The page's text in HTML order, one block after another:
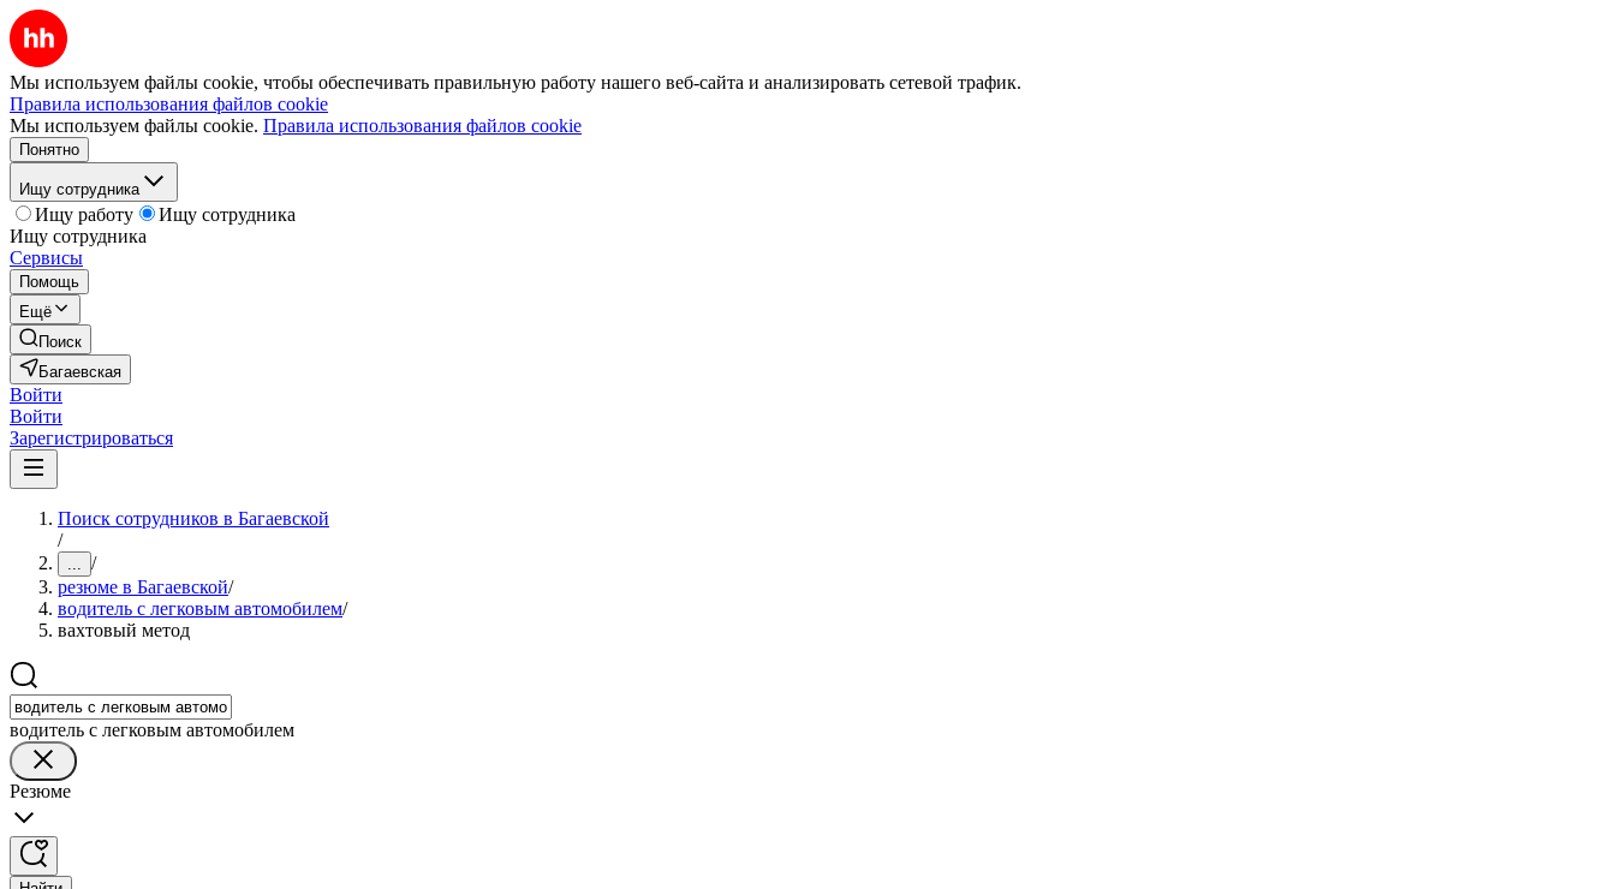
Мы используем файлы cookie, чтобы обеспечивать правильную работу нашего веб-сайта и анализировать сетевой трафик.
Правила использования файлов cookie
Мы используем файлы cookie. Правила использования файлов cookie
Понятно
Ищу сотрудника
Ищу работу
Ищу сотрудника
Ищу сотрудника
Сервисы
Помощь
Ещё
Поиск
Багаевская
Войти
Войти
Зарегистрироваться
Поиск сотрудников в Багаевской
/
... /
резюме в Багаевской/
водитель с легковым автомобилем/
вахтовый метод
водитель с легковым автомобилем
Резюме